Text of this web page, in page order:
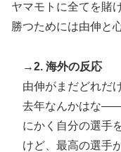
ヤマモトに全てを賭
勝つためには由伸と
→2. 海外の反応
由伸がまだどれだ
去年なんかはな――
にかく自分の選手
けど、最高の選手